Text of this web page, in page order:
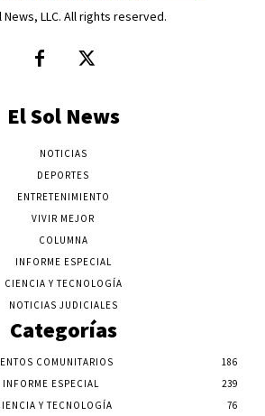
News, LLC. All rights reserved.
El Sol News
NOTICIAS
DEPORTES
ENTRETENIMIENTO
VIVIR MEJOR
COLUMNA
INFORME ESPECIAL
CIENCIA Y TECNOLOGÍA
NOTICIAS JUDICIALES
Categorías
COMUNITARIOS
186
INFORME ESPECIAL
239
Y TECNOLOGÍA
76